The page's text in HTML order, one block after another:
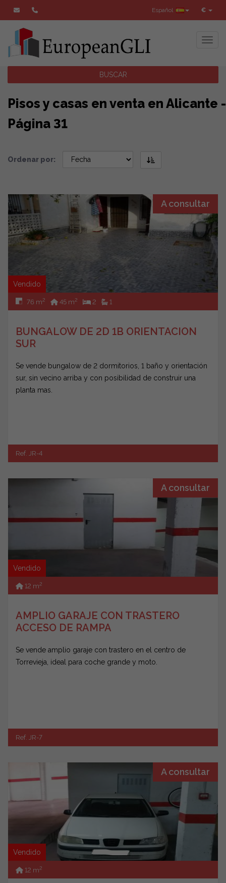
€
Español
BUSCAR
Pisos y casas en venta en Alicante -
Página 31
Ordenar por:
A consultar
Vendido
76 m2 45 m2 2 1
BUNGALOW DE 2D 1B ORIENTACION
SUR
Se vende bungalow de 2 dormitorios, 1 baño y orientación
sur, sin vecino arriba y con posibilidad de construir una
planta mas.
Ref. JR-4
A consultar
Vendido
12 m2
AMPLIO GARAJE CON TRASTERO
ACCESO DE RAMPA
Se vende amplio garaje con trastero en el centro de
Torrevieja, ideal para coche grande y moto.
Ref. JR-7
A consultar
Vendido
12 m2